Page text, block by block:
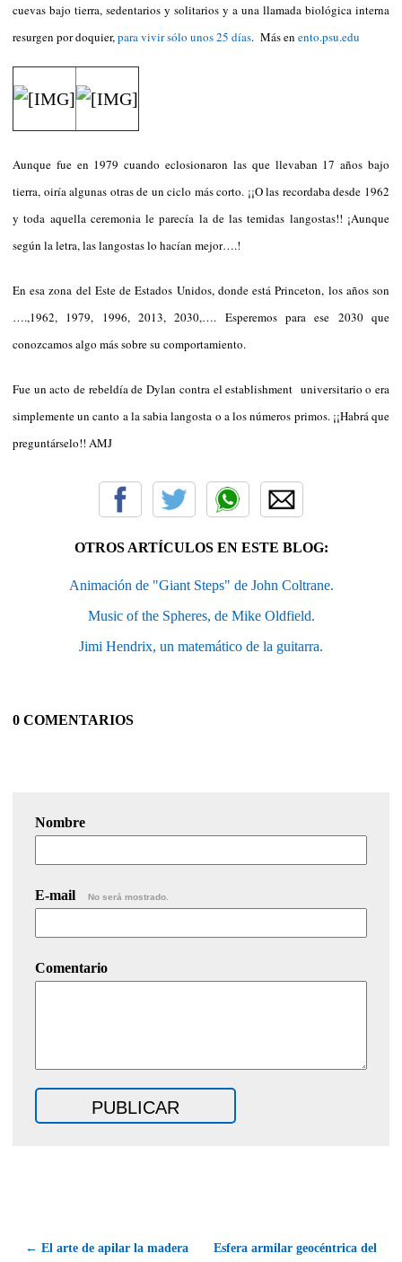
cuevas bajo tierra, sedentarios y solitarios y a una llamada biológica interna
resurgen por doquier,para vivir sólo unos 25 días. Más en ento.psu.edu
Aunque fue en 1979 cuando eclosionaron las que llevaban 17 años bajo
tierra, oiría algunas otras de un ciclo más corto. ¡¡O las recordaba desde 1962
y toda aquella ceremonia le parecía la de las temidas langostas!! ¡Aunque
según la letra, las langostas lo hacían mejor….!
En esa zona del Este de Estados Unidos, donde está Princeton, los años son
….,1962, 1979, 1996, 2013, 2030,…. Esperemos para ese 2030 que
conozcamos algo más sobre su comportamiento.
Fue un acto de rebeldía de Dylan contra el establishment universitario o era
simplemente un canto a la sabia langosta o a los números primos. ¡¡Habrá que
preguntárselo!! AMJ
OTROS ARTÍCULOS EN ESTE BLOG:
Animación de "Giant Steps" de John Coltrane.
Music of the Spheres, de Mike Oldfield.
Jimi Hendrix, un matemático de la guitarra.
0 COMENTARIOS
Nombre
E-mail No será mostrado.
Comentario
← El arte de apilar la madera Esfera armilar geocéntrica del